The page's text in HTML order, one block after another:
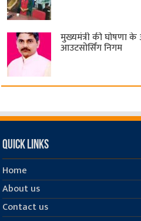
मुख्यमंत्री की घोषणा
आउटसोर्सिंग निगम
Quick Links
Home
About us
Contact us